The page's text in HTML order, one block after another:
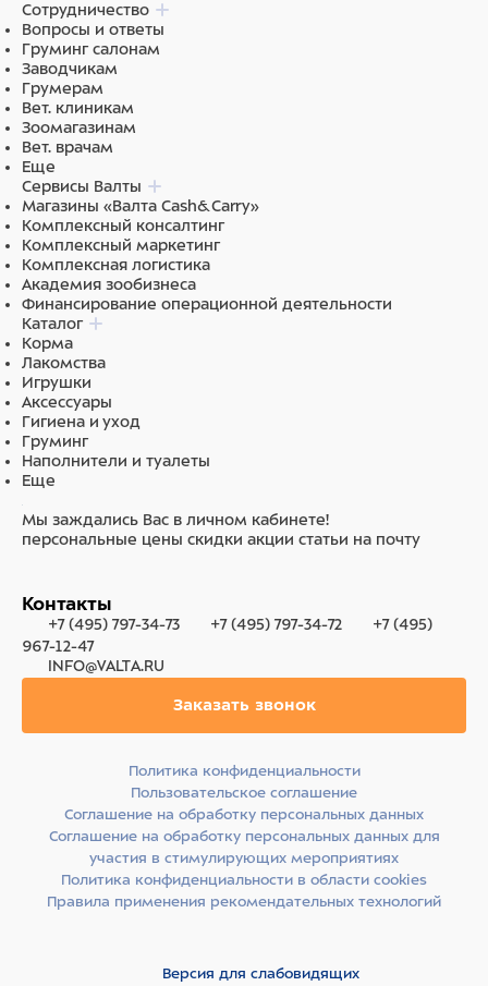
Сотрудничество
Вопросы и ответы
Груминг салонам
Заводчикам
Грумерам
Вет. клиникам
Зоомагазинам
Вет. врачам
Еще
Сервисы Валты
Магазины «Валта Cash&Carry»
Комплексный консалтинг
Комплексный маркетинг
Комплексная логистика
Академия зообизнеса
Финансирование операционной деятельности
Каталог
Корма
Лакомства
Игрушки
Аксессуары
Гигиена и уход
Груминг
Наполнители и туалеты
Еще
Мы заждались Вас в личном кабинете!
персональные цены скидки акции статьи на почту
Контакты
+7 (495) 797-34-73 +7 (495) 797-34-72
+7 (495)
967-12-47
INFO@VALTA.RU
Заказать звонок
Политика конфиденциальности
Пользовательское соглашение
Соглашение на обработку персональных данных
Соглашение на обработку персональных данных для
участия в стимулирующих мероприятиях
Политика конфиденциальности в области cookies
Правила применения рекомендательных технологий
Версия для слабовидящих